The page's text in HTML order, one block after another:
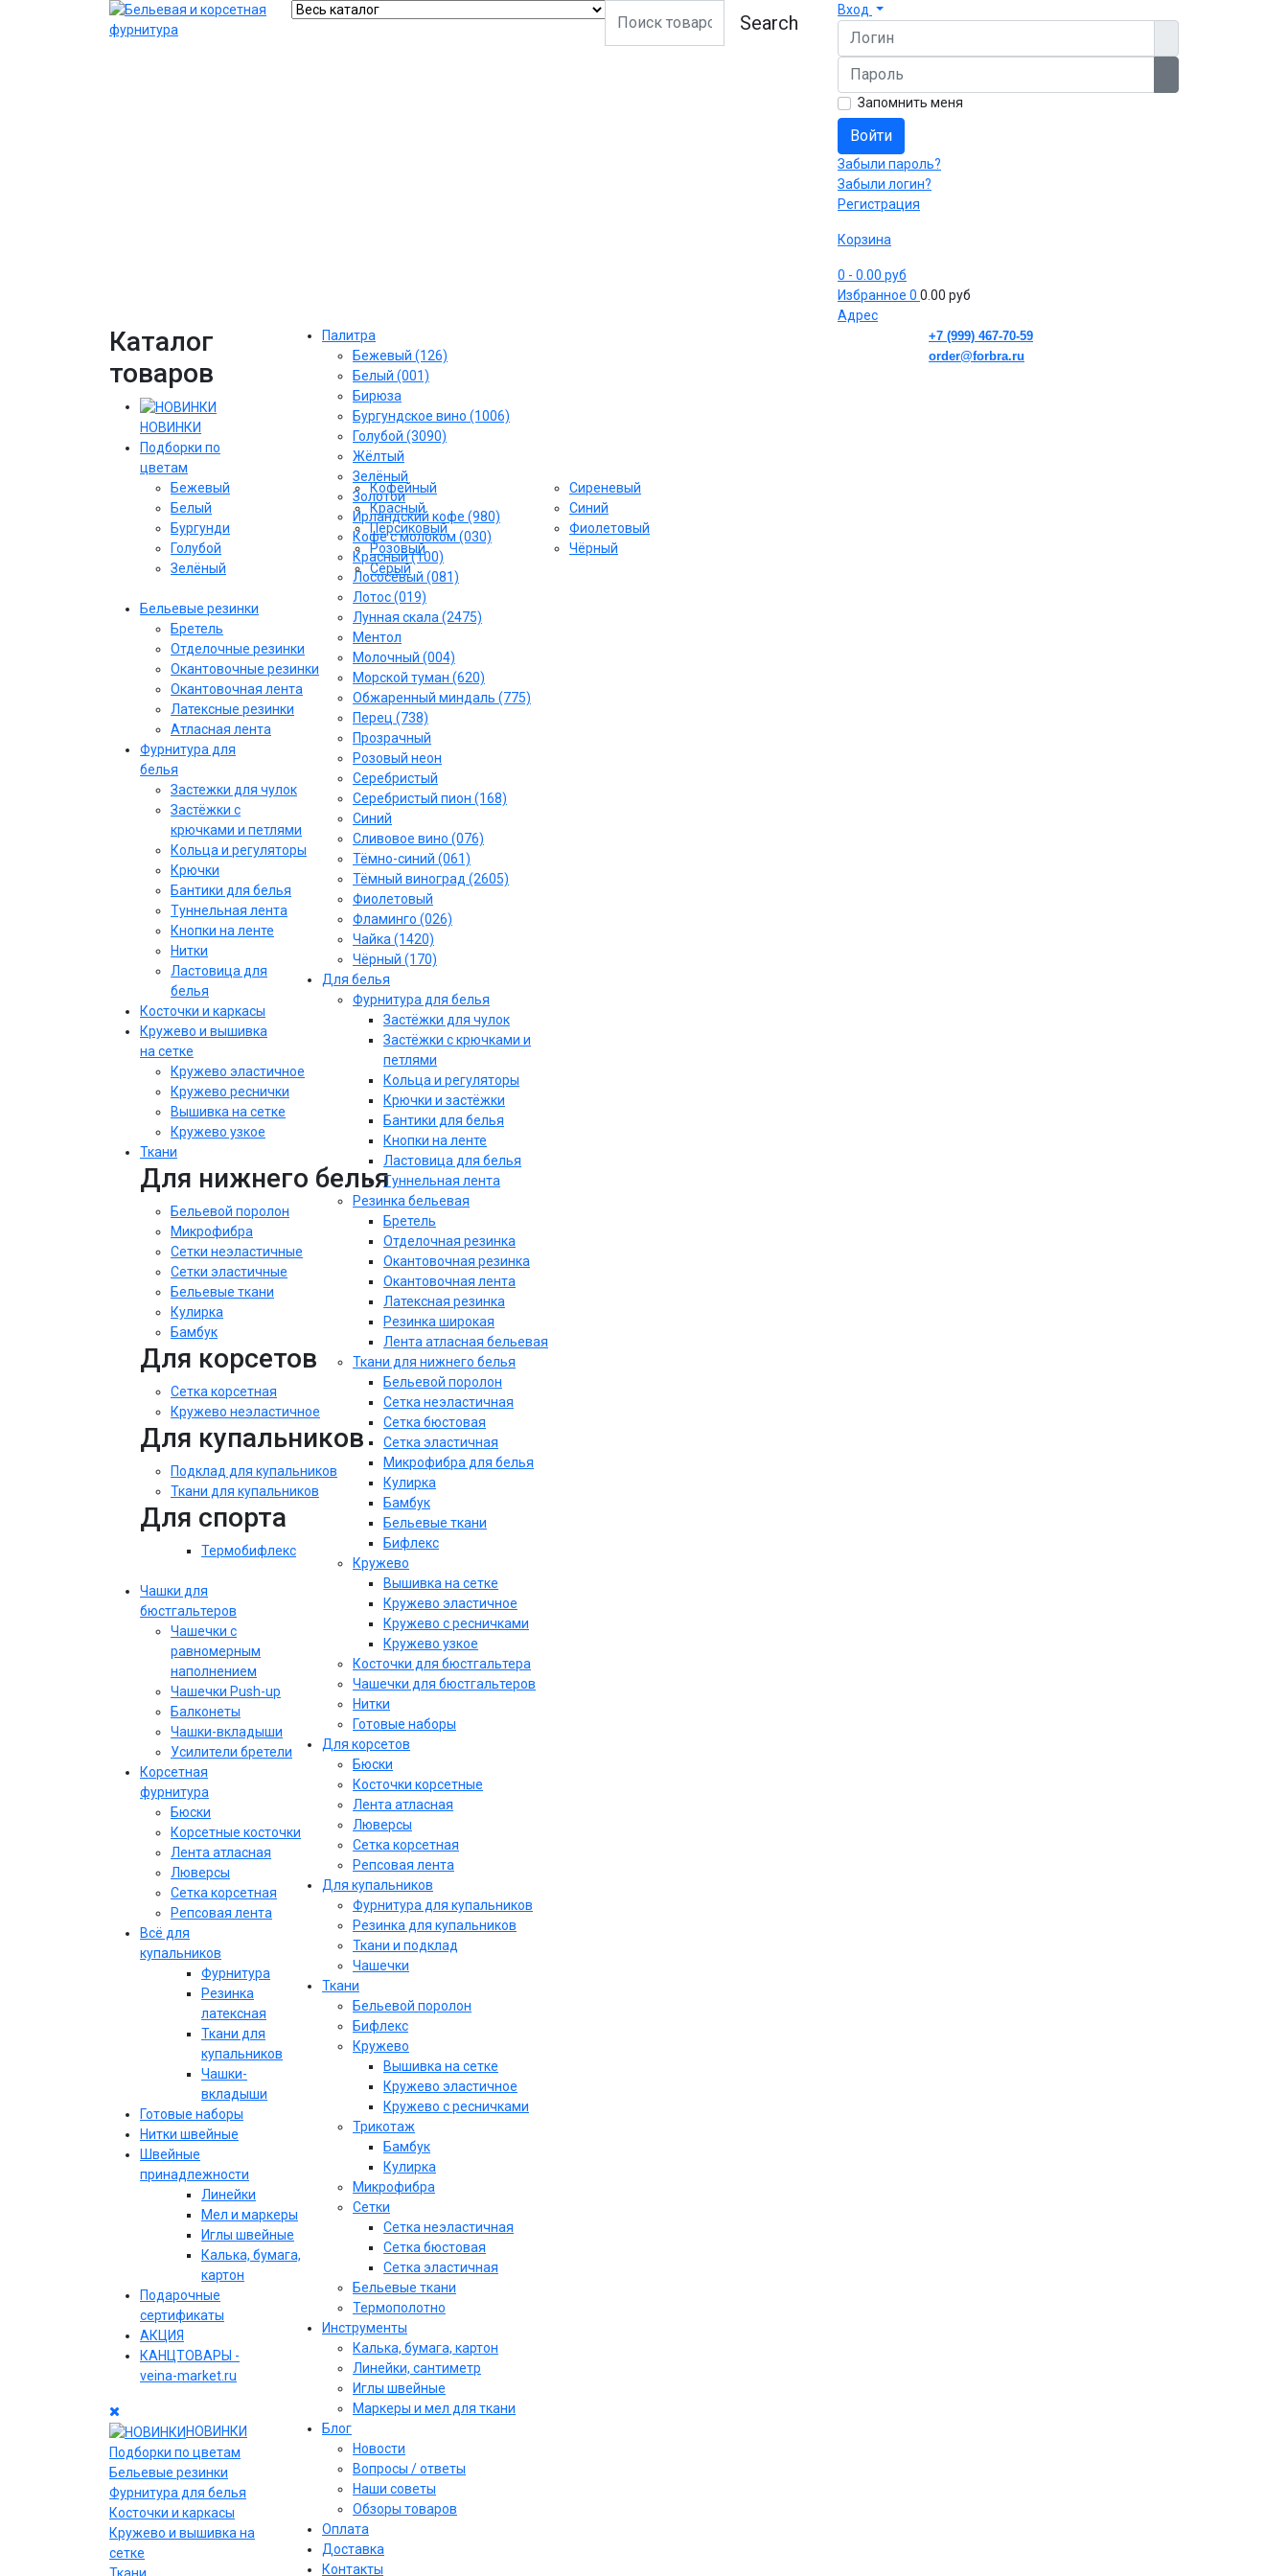
Search
Вход
Логин
Пароль
Запомнить меня
Войти
Забыли пароль?
Забыли логин?
Регистрация
Корзина
0 - 0.00 руб
Избранное 0 0.00 руб
Адрес
Каталог
товаров
НОВИНКИ
Подборки по
цветам
Бежевый
Белый
Бургунди
Голубой
Зелёный
Кофейный
Красный
Персиковый
Розовый
Серый
Сиреневый
Cиний
Фиолетовый
Чёрный
Бельевые резинки
Бретель
Отделочные резинки
Окантовочные резинки
Окантовочная лента
Латексные резинки
Атласная лента
Фурнитура для
белья
Застежки для чулок
Застёжки с
крючками и петлями
Кольца и регуляторы
Крючки
Бантики для белья
Туннельная лента
Кнопки на ленте
Нитки
Ластовица для
белья
Косточки и каркасы
Кружево и вышивка
на сетке
Кружево эластичное
Кружево реснички
Вышивка на сетке
Кружево узкое
Ткани
Для нижнего белья
Бельевой поролон
Микрофибра
Сетки неэластичные
Сетки эластичные
Бельевые ткани
Кулирка
Бамбук
Для корсетов
Сетка корсетная
Кружево неэластичное
Для купальников
Подклад для купальников
Ткани для купальников
Для спорта
Термобифлекс
Чашки для
бюстгальтеров
Чашечки с
равномерным
наполнением
Чашечки Push-up
Балконеты
Чашки-вкладыши
Усилители бретели
Корсетная
фурнитура
Бюски
Корсетные косточки
Лента атласная
Люверсы
Сетка корсетная
Репсовая лента
Всё для
купальников
Фурнитура
Резинка
латексная
Ткани для
купальников
Чашки-
вкладыши
Готовые наборы
Нитки швейные
Швейные
принадлежности
Линейки
Мел и маркеры
Иглы швейные
Калька, бумага,
картон
Подарочные
сертификаты
АКЦИЯ
КАНЦТОВАРЫ -
veina-market.ru
НОВИНКИ
Подборки по цветам
Бельевые резинки
Фурнитура для белья
Косточки и каркасы
Кружево и вышивка на
сетке
Ткани
Палитра
Бежевый (126)
Белый (001)
Бирюза
Бургундское вино (1006)
Голубой (3090)
Жёлтый
Зелёный
Золотой
Ирландский кофе (980)
Кофе с молоком (030)
Красный (100)
Лососёвый (081)
Лотос (019)
Лунная скала (2475)
Ментол
Молочный (004)
Морской туман (620)
Обжаренный миндаль (775)
Перец (738)
Прозрачный
Розовый неон
Серебристый
Серебристый пион (168)
Синий
Сливовое вино (076)
Тёмно-синий (061)
Тёмный виноград (2605)
Фиолетовый
Фламинго (026)
Чайка (1420)
Чёрный (170)
Для белья
Фурнитура для белья
Застёжки для чулок
Застёжки с крючками и
петлями
Кольца и регуляторы
Крючки и застёжки
Бантики для белья
Кнопки на ленте
Ластовица для белья
Туннельная лента
Резинка бельевая
Бретель
Отделочная резинка
Окантовочная резинка
Окантовочная лента
Латексная резинка
Резинка широкая
Лента атласная бельевая
Ткани для нижнего белья
Бельевой поролон
Сетка неэластичная
Сетка бюстовая
Сетка эластичная
Микрофибра для белья
Кулирка
Бамбук
Бельевые ткани
Бифлекс
Кружево
Вышивка на сетке
Кружево эластичное
Кружево с ресничками
Кружево узкое
Косточки для бюстгальтера
Чашечки для бюстгальтеров
Нитки
Готовые наборы
Для корсетов
Бюски
Косточки корсетные
Лента атласная
Люверсы
Сетка корсетная
Репсовая лента
Для купальников
Фурнитура для купальников
Резинка для купальников
Ткани и подклад
Чашечки
Ткани
Бельевой поролон
Бифлекс
Кружево
Вышивка на сетке
Кружево эластичное
Кружево с ресничками
Трикотаж
Бамбук
Кулирка
Микрофибра
Сетки
Сетка неэластичная
Сетка бюстовая
Сетка эластичная
Бельевые ткани
Термополотно
Инструменты
Калька, бумага, картон
Линейки, сантиметр
Иглы швейные
Маркеры и мел для ткани
Блог
Новости
Вопросы / ответы
Наши советы
Обзоры товаров
Оплата
Доставка
Контакты
+7 (999) 467-70-59
order@forbra.ru